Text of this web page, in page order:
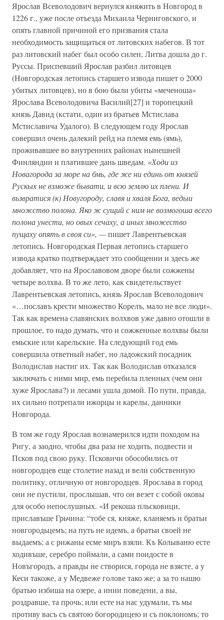
Ярослав Всеволодович вернулся княжить в Новгород в
1226 г., уже после отъезда Михаила Черниговского, и
опять главной причиной его призвания стала
необходимость защищаться от литовских набегов. В тот
раз литовский набег был особо силен, Литва дошла до г.
Руссы. Приспевший Ярослав разбил литовцев
(Новгородская летопись старшего извода пишет о 2000
убитых литовцев), но в бою были убиты «меченоша»
Ярослава Всеволодовича Василий[27] и торопецкий
князь Давид (кстати, один из братьев Мстислава
Мстиславича Удалого). В следующем году Ярослав
совершил очень далекий рейд на племя емь (ямь),
проживавшее во внутренних районах нынешней
Финляндии и платившее дань шведам. «Ходи из
Новагорода за море на бмь, где же ни единь от князей
Рускых не взможе бывати, и всю землю их плени. И
вьзвратися (к) Новугороду, славя и хваля Бога, ведыи
множство полона. Яко ж сущий с ним не возмогоша всего
полона унести, но овых сечаху, а иных множество
пущаху опять в своя си», —пишет Лаврентьевская
летопись. Новгородская Первая летопись старшего
извода кратко подтверждает это сообщении и здесь же
добавляет, что на Ярославовом дворе были сожжены
четыре волхва. В то же лето, как свидетельствует
Лаврентьевская летопись, князь Ярослав Всеволодович
«…пославъ крести множество Корелъ, мало не все люди».
Так как времена славянских волхвов уже давно отошли в
прошлое, то надо думать, что и сожженные волхвы были
емьские или карельские. На следующий год емь
совершила ответный набег, но ладожский посадник
Володислав настиг их. Так как Володислав отказался
заключать с ними мир, емь перебила пленных (чем они
хуже Ярослава?) и лесами ушла домой. По пути, правда,
их сильно потрепали ижорцы и карелы, данники
Новгорода.
В том же году Ярослав вознамерился идти походом на
Ригу, а заодно, чтобы два раза не ходить, подвести и
Псков под свою руку. Псковичи обособились от
новгородцев еще столетие назад и вели собственную
политику, отличную от новгородцев. Ярослава в город
они не пустили, прослышав, что он везет с собой оковы
для особо непослушных. «И рекоша пльсковици,
приславъше Грьчина: “тобе ся, княже, кланяемъ и братьи
новгородьцемъ; на путь не идемъ, а братьи своей не
выдаемъ; а с рижаны есме миръ взяли. Къ Колываню есте
ходивъше, серебро поймали, а сами поидосте в
Новъгородъ, а правды не створися, города не взясте, а у
Кеси такоже, а у Медвеже голове тако же; а за то нашю
братью избиша на озере, а инии поведени, а вы,
роздравше, та прочь; или есте на нас удумали, тъ мы
противу васъ съ святою богородицею и съ поклономъ; то